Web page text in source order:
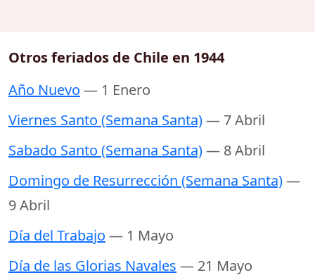
Otros feriados de Chile en 1944
Año Nuevo — 1 Enero
Viernes Santo (Semana Santa)— 7 Abril
Sabado Santo (Semana Santa)— 8 Abril
Domingo de Resurrección (Semana Santa)—
9 Abril
Día del Trabajo — 1 Mayo
Día de las Glorias Navales — 21 Mayo